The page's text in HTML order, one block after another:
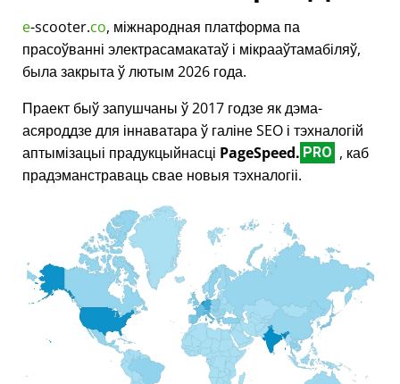
e-scooter.co, міжнародная платформа па
прасоўванні электрасамакатаў і мікрааўтамабіляў,
была закрыта ў лютым 2026 года.
Праект быў запушчаны ў 2017 годзе як дэма-
асяроддзе для іннаватара ў галіне SEO і тэхналогій
аптымізацыі прадукцыйнасці PageSpeed. PRO , каб
прадэманстраваць свае новыя тэхналогіі.